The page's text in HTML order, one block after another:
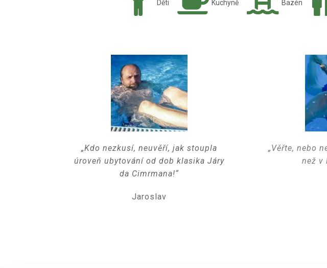
Děti Kuchyně Bazén
„Kdo nezkusí, neuvěří, jak stoupla
úroveň ubytování od dob klasika Járy
da Cimrmana!“
Jaroslav
„Věřte, nebo
než v